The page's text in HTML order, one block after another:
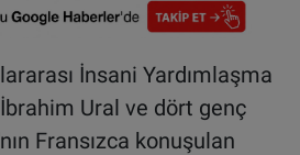
İnsani Yardımlaşma
Ural ve dört genç
Fransızca konuşulan